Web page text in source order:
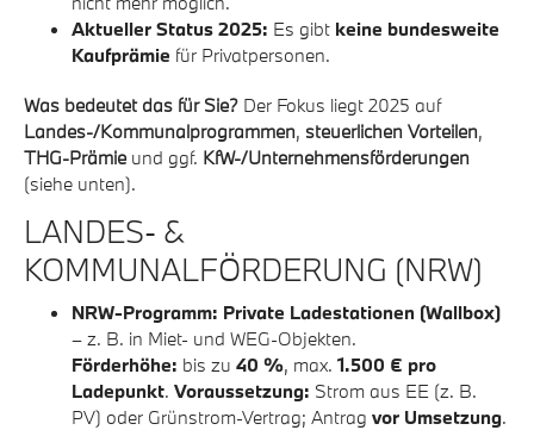
Aktueller Status 2025: Es gibt keine bundesweite
Kaufprämie für Privatpersonen.
Was bedeutet das für Sie? Der Fokus liegt 2025 auf
Landes-/Kommunalprogrammen, steuerlichen Vorteilen,
THG-Prämie und ggf. KfW-/Unternehmensförderungen
(siehe unten).
LANDES- &
KOMMUNALFÖRDERUNG (NRW)
NRW-Programm: Private Ladestationen (Wallbox)
– z. B. in Miet- und WEG-Objekten.
Förderhöhe: bis zu 40 %, max. 1.500 € pro
Ladepunkt. Voraussetzung: Strom aus EE (z. B.
PV) oder Grünstrom-Vertrag; Antrag vor Umsetzung.